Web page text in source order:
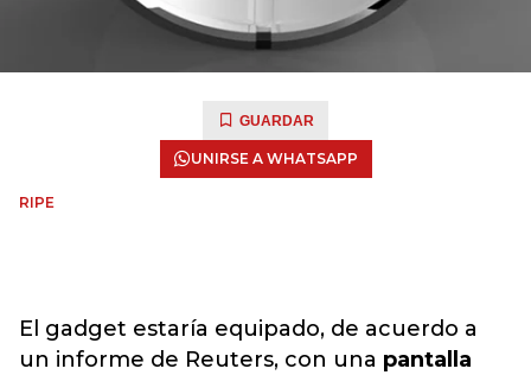
GUARDAR
UNIRSE A WHATSAPP
RIPE
El gadget estaría equipado, de acuerdo a
un informe de Reuters, con una pantalla